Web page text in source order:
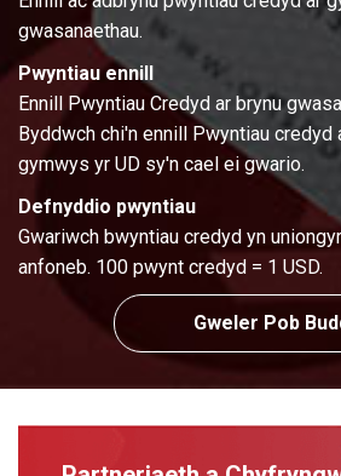
gwasanaethau.
Pwyntiau ennill
Ennill Pwyntiau Credyd ar brynu
Byddwch chi'n ennill Pwyntiau credyd
gymwys yr UD sy'n cael ei gwario.
Defnyddio pwyntiau
Gwariwch bwyntiau credyd yn
anfoneb. 100 pwynt credyd = 1 USD.
Gweler Pob